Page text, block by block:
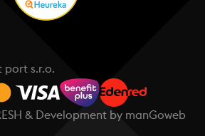
port s.r.o.
& Development by manGoweb